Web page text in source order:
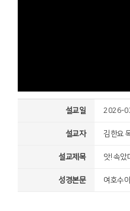
설교일 2026-
설교자 김한요
설교제목 앗! 속았
성경본문 여호수